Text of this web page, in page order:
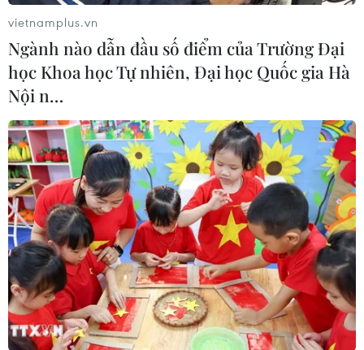
#xuất khẩu lao động
#đi làm việc ở nước ngoài
#thu hồi giấy phép
#xử phạt
Theo dõi VietnamPlus
vietnamplus.vn
Ngành nào dẫn đầu số điểm của Trường Đại
học Khoa học Tự nhiên, Đại học Quốc gia Hà
Nội n…